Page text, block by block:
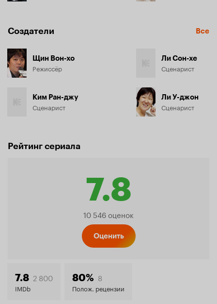
Создатели Все
Щин Вон-хо
Режиссёр
Ким Ран-джу
Сценарист
Ли Сон-хе
Сценарист
Ли У-джон
Сценарист
Рейтинг сериала
7.8
Рейтинг
7.8
10 546 оценок
Оценить
7.8 2 800
IMDb
80% 8
Полож. рецензии